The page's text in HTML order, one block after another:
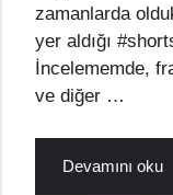
zamanlarda
yer aldığı
İncelememde,
ve diğer …
Devamını oku